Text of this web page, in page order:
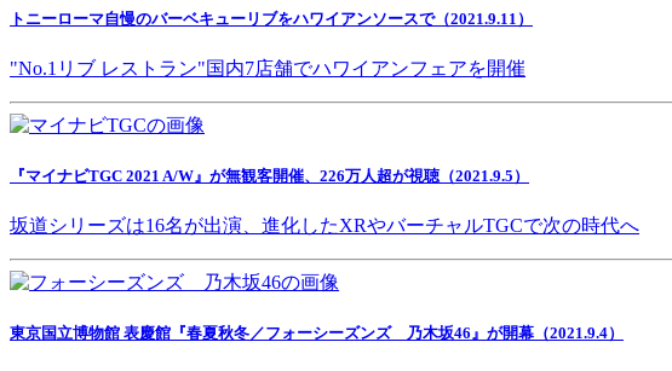
トニーローマ自慢のバーベキューリブをハワイアンソースで（2021.9.11）
"No.1リブ レストラン"国内7店舗でハワイアンフェアを開催
『マイナビTGC 2021 A/W』が無観客開催、226万人超が視聴（2021.9.5）
坂道シリーズは16名が出演、進化したXRやバーチャルTGCで次の時代へ
東京国立博物館 表慶館『春夏秋冬／フォーシーズンズ 乃木坂46』が開幕（2021.9.4）